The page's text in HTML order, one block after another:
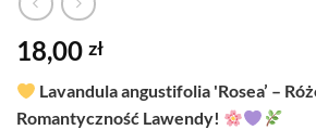
18,00 zł
Lavandula angustifolia 'Rosea’ –
Romantyczność Lawendy!